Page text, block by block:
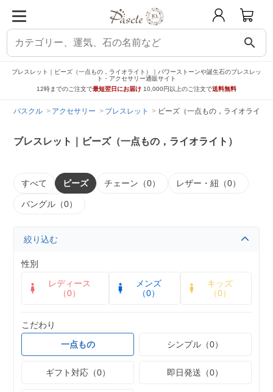
search
ブレスレット｜ビーズ（一点もの，ライオライト）｜パワーストーンや誕生石のブレスレッ
ト・アクセサリー通販サイト
12時までのご注文で最短翌日にお届け 10,000円以上のご注文で送料無料
パスクル アクセサリー ブレスレット ビーズ（一点もの，ライオライト
ブレスレット｜ビーズ（一点もの，ライオライト）
すべて ビーズ チェーン（0） レザー・紐（0）
バングル（0）
絞り込む
性別
レディース
（0）
メンズ
（0）
キッズ
（0）
こだわり
一点もの
シンプル（0）
ギフト対応（0） 即日発送（0）